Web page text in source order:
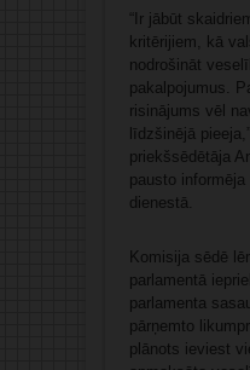
“Ir jābūt
kritērijiem, kā
nodrošināt
pakalpojumus.
risinājums vēl
līdzšinējā
priekšsēdētāja
pausto
dienestā.
Komisija sēdē
parlamentā
parlamenta
pārņemto
plānots ieviest